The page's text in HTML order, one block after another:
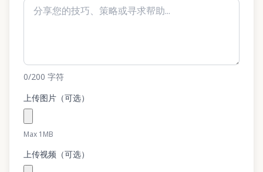
0/200 字符
上传图片（可选）
Max 1MB
上传视频（可选）